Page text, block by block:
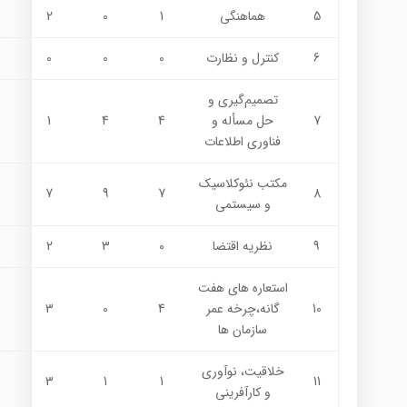
5 هماهنگي 1
0
2
6 كنترل و نظارت 0
0
0
7
تصميم‌گيري و
حل مسأله و
فناوری اطلاعات
4
4
1
8
مكتب نئوكلاسيك
و سيستمي
7
9
7
9 نظريه اقتضا 0
3
2
10
استعاره های هفت
گانه،چرخه عمر
سازمان ها
4
0
3
11
خلاقيت، نوآوري
و كارآفريني
1
1
3